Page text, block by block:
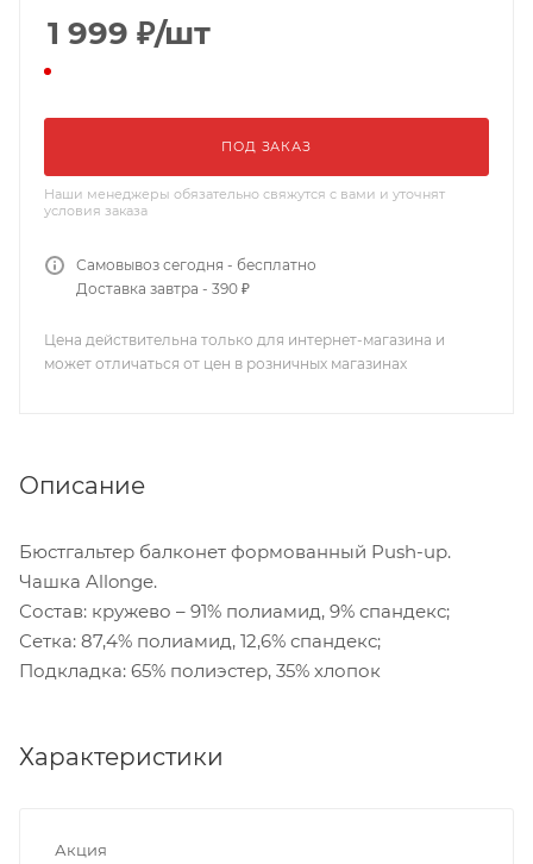
1 999 ₽/шт
ПОД ЗАКАЗ
Наши менеджеры обязательно свяжутся с вами и уточнят
условия заказа
Самовывоз сегодня - бесплатно
Доставка завтра - 390 ₽
Цена действительна только для интернет-магазина и
может отличаться от цен в розничных магазинах
Описание
Бюстгальтер балконет формованный Push-up.
Чашка Allonge.
Состав: кружево – 91% полиамид, 9% спандекс;
Сетка: 87,4% полиамид, 12,6% спандекс;
Подкладка: 65% полиэстер, 35% хлопок
Характеристики
Акция